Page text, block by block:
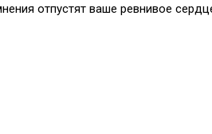
отпустят ваше ревнивое